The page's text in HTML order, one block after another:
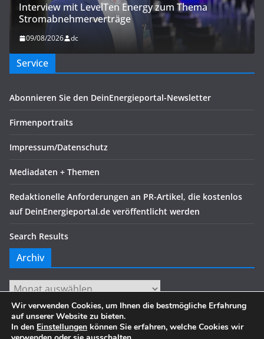
Interview mit LevelTen Energy zum Thema
Stromabnehmerverträge
09/08/2026 dc
Service
Abonnieren Sie den DeinEnergieportal-Newsletter
Firmenportraits
Impressum/Datenschutz
Mediadaten + Themen
Redaktionelle Anforderungen an PR-Artikel, die kostenlos
auf DeinEnergieportal.de veröffentlicht werden
Search Results
Archiv
Archiv
Wir verwenden Cookies, um Ihnen die bestmögliche Erfahrung
auf unserer Website zu bieten.
In den Einstellungen können Sie erfahren, welche Cookies wir